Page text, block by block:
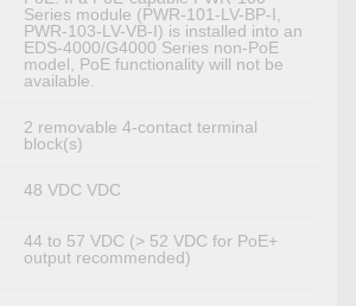
Series module (PWR-101-LV-BP-I,
PWR-103-LV-VB-I) is installed into an
EDS-4000/G4000 Series non-PoE
model, PoE functionality will not be
available.
2 removable 4-contact terminal
block(s)
48 VDC VDC
44 to 57 VDC (> 52 VDC for PoE+
output recommended)